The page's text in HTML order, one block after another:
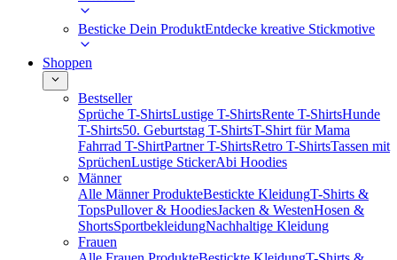
Besticke Dein ProduktEntdecke kreative Stickmotive
Shoppen
Bestseller
Sprüche T-ShirtsLustige T-ShirtsRente T-ShirtsHunde
T-Shirts50. Geburtstag T-ShirtsT-Shirt für Mama
Fahrrad T-ShirtPartner T-ShirtsRetro T-ShirtsTassen mit
SprüchenLustige StickerAbi Hoodies
Männer
Alle Männer ProdukteBestickte KleidungT-Shirts &
TopsPullover & HoodiesJacken & WestenHosen &
ShortsSportbekleidungNachhaltige Kleidung
Frauen